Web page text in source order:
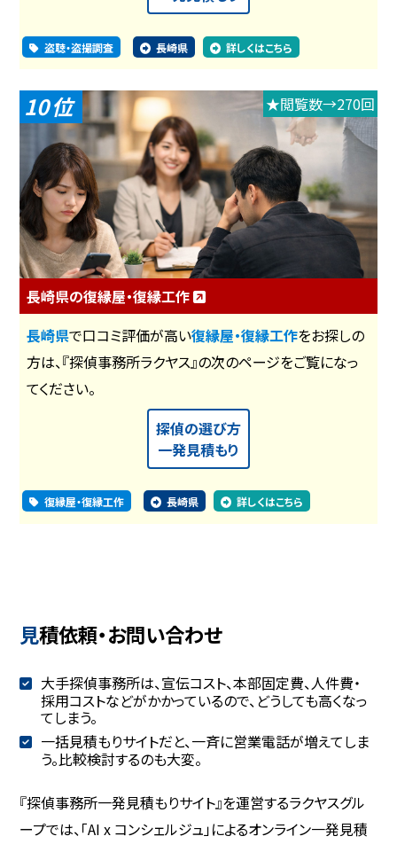
盗聴・盗撮調査 長崎県 詳しくはこちら
10 ★閲覧数→270回
長崎県の復縁屋・復縁工作
長崎県で口コミ評価が高い復縁屋・復縁工作をお探しの
方は、『探偵事務所ラクヤス』の次のページをご覧になっ
てください。
探偵の選び方
一発見積もり
復縁屋・復縁工作 長崎県 詳しくはこちら
見積依頼・お問い合わせ
大手探偵事務所は、宣伝コスト、本部固定費、人件費・
採用コストなどがかかっているので、どうしても高くなっ
てしまう。
一括見積もりサイトだと、一斉に営業電話が増えてしま
う。比較検討するのも大変。
『探偵事務所一発見積もりサイト』を運営するラクヤスグル
ープでは、「AI x コンシェルジュ」によるオンライン一発見積